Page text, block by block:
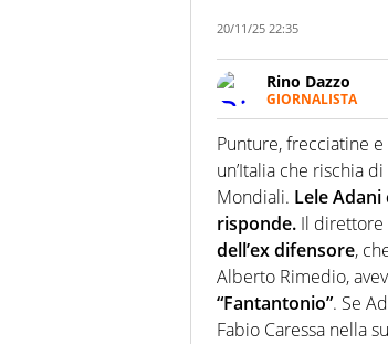
20/11/25 22:35
Rino Dazzo
GIORNALISTA
Se mai ci fosse
farebbe parte.
curve
Punture, frecciatine
un’Italia che rischia
Mondiali. Lele
risponde. Il direttore
dell’ex difensore,
Alberto Rimedio,
“Fantantonio”. Se
Fabio Caressa nella